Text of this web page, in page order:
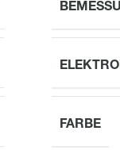
FARBE